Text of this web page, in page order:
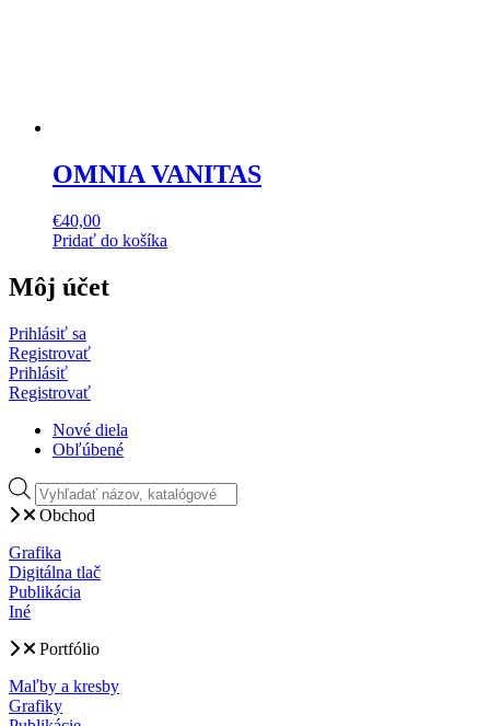
OMNIA VANITAS
€40,00
Pridať do košíka
Môj účet
Prihlásiť sa
Registrovať
Prihlásiť
Registrovať
Nové diela
Obľúbené
Products
search
Obchod
Grafika
Digitálna tlač
Publikácia
Iné
Portfólio
Maľby a kresby
Grafiky